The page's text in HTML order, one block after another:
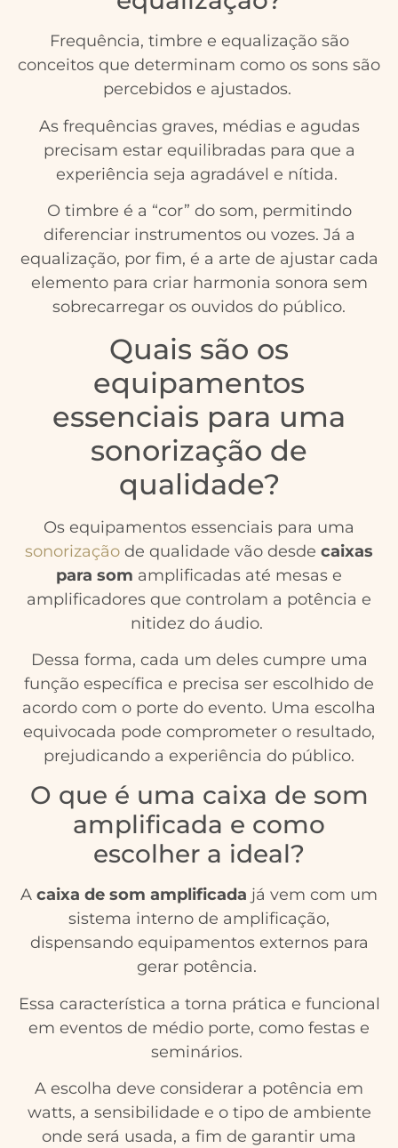
Frequência, timbre e equalização são
conceitos que determinam como os sons são
percebidos e ajustados.
As frequências graves, médias e agudas
precisam estar equilibradas para que a
experiência seja agradável e nítida.
O timbre é a “cor” do som, permitindo
diferenciar instrumentos ou vozes. Já a
equalização, por fim, é a arte de ajustar cada
elemento para criar harmonia sonora sem
sobrecarregar os ouvidos do público.
Quais são os
equipamentos
essenciais para uma
sonorização de
qualidade?
Os equipamentos essenciais para uma
sonorização de qualidade vão desde caixas
para som amplificadas até mesas e
amplificadores que controlam a potência e
nitidez do áudio.
Dessa forma, cada um deles cumpre uma
função específica e precisa ser escolhido de
acordo com o porte do evento. Uma escolha
equivocada pode comprometer o resultado,
prejudicando a experiência do público.
O que é uma caixa de som
amplificada e como
escolher a ideal?
A caixa de som amplificada já vem com um
sistema interno de amplificação,
dispensando equipamentos externos para
gerar potência.
Essa característica a torna prática e funcional
em eventos de médio porte, como festas e
seminários.
A escolha deve considerar a potência em
watts, a sensibilidade e o tipo de ambiente
onde será usada, a fim de garantir uma